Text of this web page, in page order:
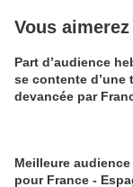
Vous
Part d’audience
se contente d’une
devancée par
Meilleure
pour France -